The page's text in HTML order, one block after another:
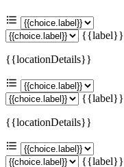
{{label}}
{{locationDetails}}
{{label}}
{{locationDetails}}
{{label}}